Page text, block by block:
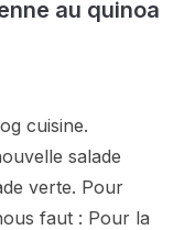
au quinoa
cuisine.
salade
verte. Pour
faut : Pour la